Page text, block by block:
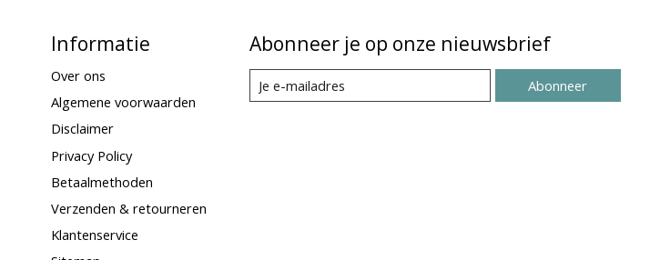
Informatie
Over ons
Algemene voorwaarden
Disclaimer
Privacy Policy
Betaalmethoden
Verzenden & retourneren
Klantenservice
Abonneer je op onze nieuwsbrief
Abonneer